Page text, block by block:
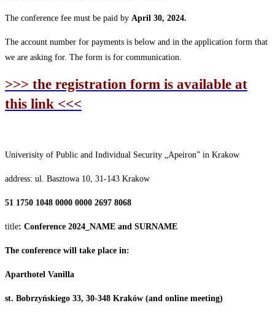
The conference fee must be paid by April 30, 2024.
The account number for payments is below and in the application form that
we are asking for. The form is for communication.
>>> the registration form is available at
this link <<<
Univerisity of Public and Individual Security „Apeiron” in Krakow
address: ul. Basztowa 10, 31-143 Krakow
51 1750 1048 0000 0000 2697 8068
title: Conference 2024_NAME and SURNAME
The conference will take place in:
Aparthotel Vanilla
st. Bobrzyńskiego 33, 30-348 Kraków (and online meeting)